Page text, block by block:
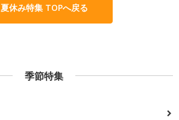
夏休み特集 TOPへ戻る
季節特集